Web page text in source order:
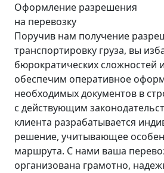
Оформление разрешения
на перевозку
Поручив нам получение
транспортировку груза, вы
бюрократических сложностей
обеспечим оперативное
необходимых документов в
с действующим
клиента разрабатывается
решение, учитывающее
маршрута. С нами ваша
организована грамотно,